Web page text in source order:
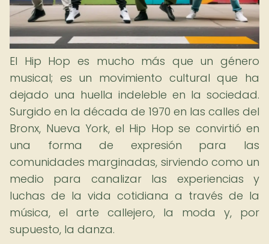
El Hip Hop es mucho más que un género
musical; es un movimiento cultural que ha
dejado una huella indeleble en la sociedad.
Surgido en la década de 1970 en las calles del
Bronx, Nueva York, el Hip Hop se convirtió en
una forma de expresión para las
comunidades marginadas, sirviendo como un
medio para canalizar las experiencias y
luchas de la vida cotidiana a través de la
música, el arte callejero, la moda y, por
supuesto, la danza.